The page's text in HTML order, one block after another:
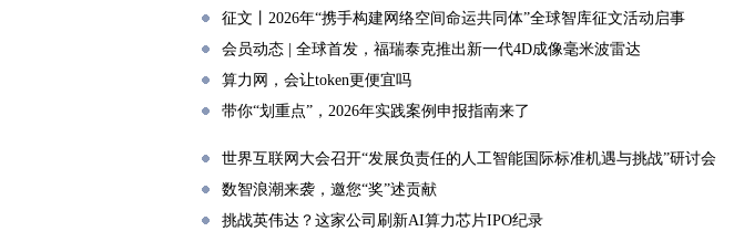
征文丨2026年“携手构建网络空间命运共同体”全球智库征文活动启事
会员动态 | 全球首发，福瑞泰克推出新一代4D成像毫米波雷达
算力网，会让token更便宜吗
带你“划重点”，2026年实践案例申报指南来了
世界互联网大会召开“发展负责任的人工智能国际标准机遇与挑战”研讨会
数智浪潮来袭，邀您“奖”述贡献
挑战英伟达？这家公司刷新AI算力芯片IPO纪录